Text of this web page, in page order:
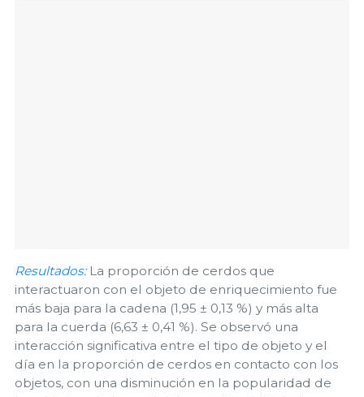
Resultados:La proporción de cerdos que
interactuaron con el objeto de enriquecimiento fue
más baja para la cadena (1,95 ± 0,13 %) y más alta
para la cuerda (6,63 ± 0,41 %). Se observó una
interacción significativa entre el tipo de objeto y el
día en la proporción de cerdos en contacto con los
objetos, con una disminución en la popularidad de